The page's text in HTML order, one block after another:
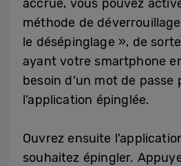
accrue, vous pouvez
méthode de
le désépinglage », de
ayant votre smartphone
besoin d’un mot de
l’application épinglée.
Ouvrez ensuite
souhaitez épingler.